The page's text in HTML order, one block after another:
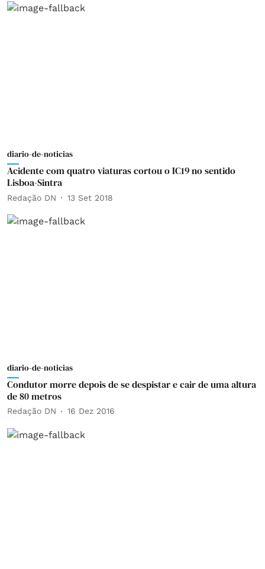
diario-de-noticias
Acidente com quatro viaturas cortou o IC19 no sentido
Lisboa-Sintra
Redação DN 13 Set 2018
diario-de-noticias
Condutor morre depois de se despistar e cair de uma altura
de 80 metros
Redação DN 16 Dez 2016